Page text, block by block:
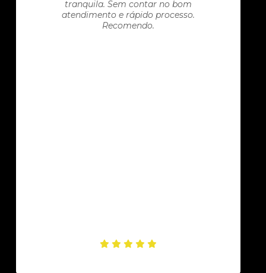
tranquila. Sem contar no bom
atendimento e rápido processo.
Recomendo.